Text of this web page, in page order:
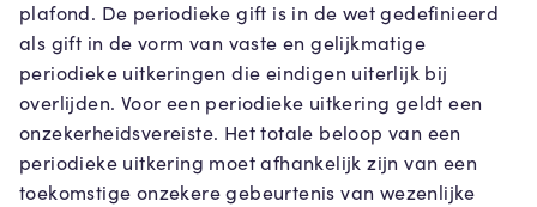
plafond. De periodieke gift is in de wet gedefinieerd
als gift in de vorm van vaste en gelijkmatige
periodieke uitkeringen die eindigen uiterlijk bij
overlijden. Voor een periodieke uitkering geldt een
onzekerheidsvereiste. Het totale beloop van een
periodieke uitkering moet afhankelijk zijn van een
toekomstige onzekere gebeurtenis van wezenlijke